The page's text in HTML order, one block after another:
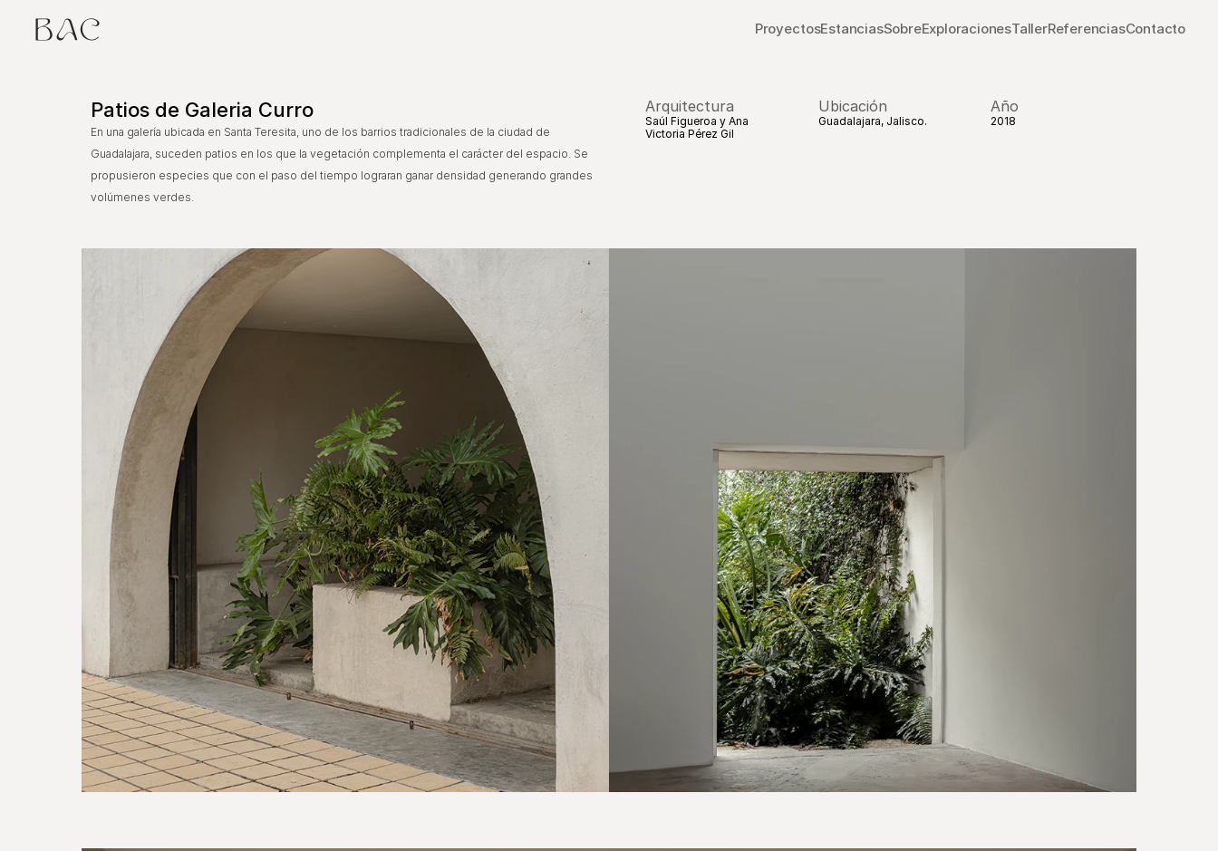
ProyectosEstanciasSobreExploracionesTallerReferenciasContacto
Patios de Galeria Curro
En una galería ubicada en Santa Teresita, uno de los barrios tradicionales de la ciudad de
Guadalajara, suceden patios en los que la vegetación complementa el carácter del espacio. Se
propusieron especies que con el paso del tiempo lograran ganar densidad generando grandes
volúmenes verdes.
Arquitectura
Saúl Figueroa y Ana
Victoria Pérez Gil
Ubicación
Guadalajara, Jalisco.
Año
2018